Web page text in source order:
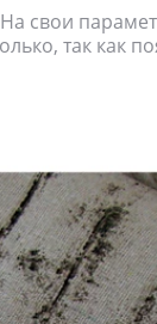
свои
так как